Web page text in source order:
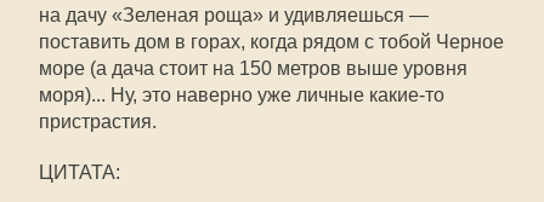
на дачу «Зеленая роща» и удивляешься —
поставить дом в горах, когда рядом с тобой Черное
море (а дача стоит на 150 метров выше уровня
моря)... Ну, это наверно уже личные какие-то
пристрастия.
ЦИТАТА: